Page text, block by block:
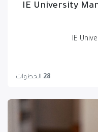
IE University
IE
28 الخطوات